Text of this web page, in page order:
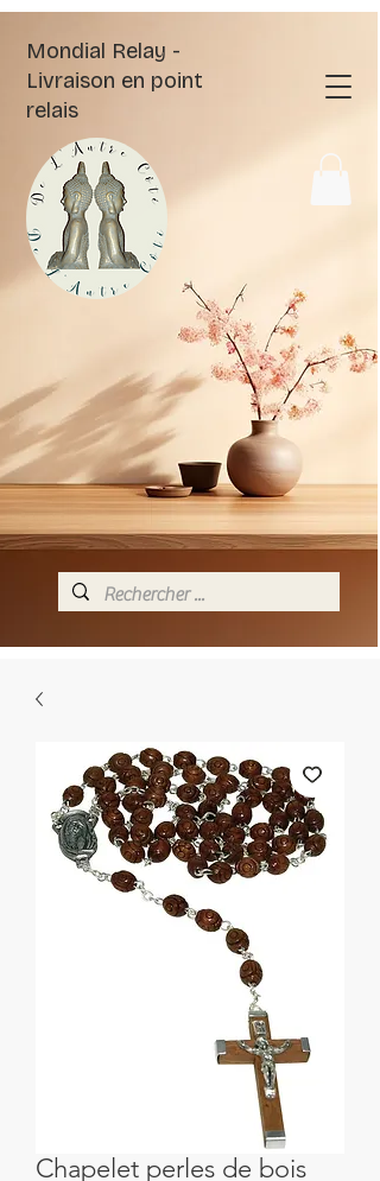
Mondial Relay -
Livraison en point
relais
Chapelet perles de bois